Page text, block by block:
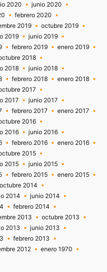
2020
junio 2020
febrero 2020
2019
octubre 2019
2019
junio 2019
febrero 2019
enero 2019
2018
2018
junio 2018
febrero 2018
enero 2018
2017
2017
junio 2017
febrero 2017
enero 2017
2016
2016
junio 2016
febrero 2016
enero 2016
2015
2015
junio 2015
febrero 2015
enero 2015
octubre 2014
2014
junio 2014
febrero 2014
2013
octubre 2013
2013
junio 2013
febrero 2013
2012
enero 1970